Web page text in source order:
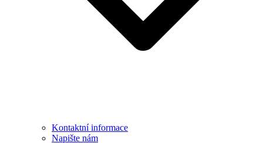
Kontaktní informace
Napište nám